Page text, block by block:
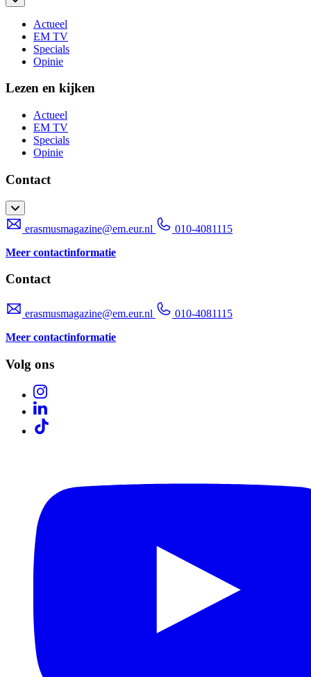
Actueel
EM TV
Specials
Opinie
Lezen en kijken
Actueel
EM TV
Specials
Opinie
Contact
erasmusmagazine@em.eur.nl
010-4081115
Meer contactinformatie
Contact
erasmusmagazine@em.eur.nl
010-4081115
Meer contactinformatie
Volg ons